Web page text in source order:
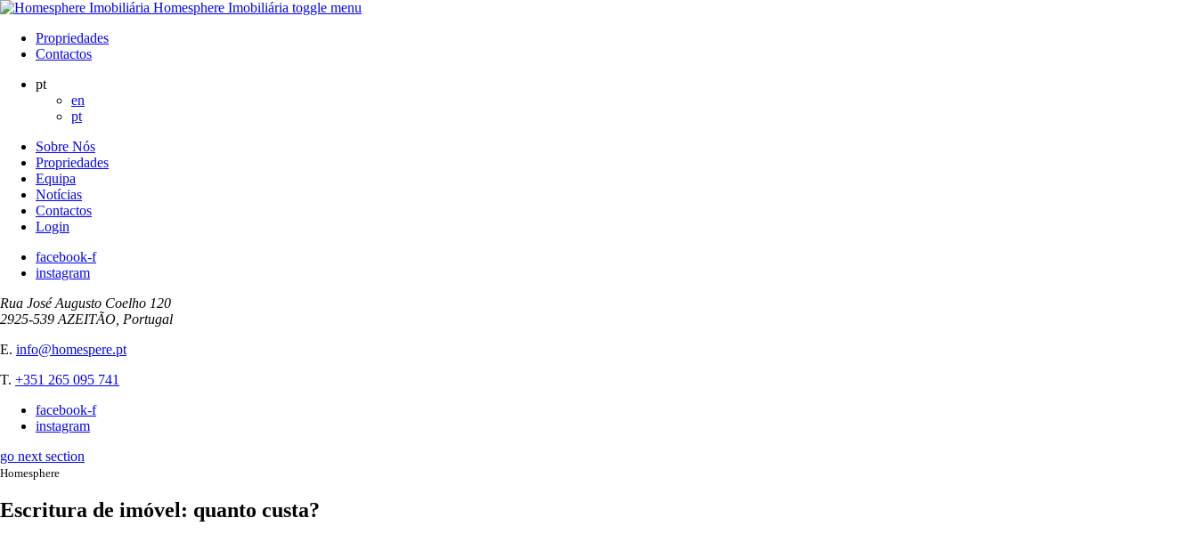
Homesphere Imobiliária toggle menu
Propriedades
Contactos
pt
en
pt
Sobre Nós
Propriedades
Equipa
Notícias
Contactos
Login
facebook-f
instagram
Rua José Augusto Coelho 120
2925-539 AZEITÃO, Portugal
E. info@homespere.pt
T. +351 265 095 741
facebook-f
instagram
go next section
Homesphere
Escritura de imóvel: quanto custa?